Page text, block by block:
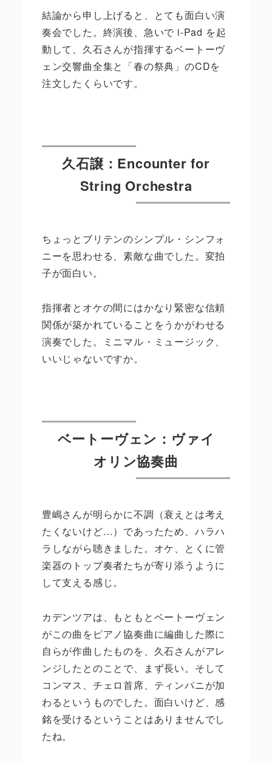
結論から申し上げると、とても面白い演
奏会でした。終演後、急いで i-Pad を起
動して、久石さんが指揮するベートーヴ
ェン交響曲全集と「春の祭典」のCDを
注文したくらいです。
久石譲： Encounter for
String Orchestra
ちょっとブリテンのシンプル・シンフォ
ニーを思わせる、素敵な曲でした。変拍
子が面白い。
指揮者とオケの間にはかなり緊密な信頼
関係が築かれていることをうかがわせる
演奏でした。ミニマル・ミュージック、
いいじゃないですか。
ベートーヴェン：ヴァイ
オリン協奏曲
豊嶋さんが明らかに不調（衰えとは考え
たくないけど…）であったため、ハラハ
ラしながら聴きました。オケ、とくに管
楽器のトップ奏者たちが寄り添うように
して支える感じ。
カデンツアは、もともとベートーヴェン
がこの曲をピアノ協奏曲に編曲した際に
自らが作曲したものを、久石さんがアレ
ンジしたとのことで、まず長い。そして
コンマス、チェロ首席、ティンパニが加
わるというものでした。面白いけど、感
銘を受けるということはありませんでし
たね。